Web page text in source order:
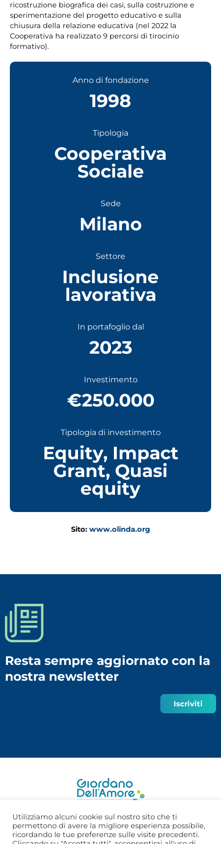
ricostruzione biografica dei casi, sulla costruzione e
sperimentazione del progetto educativo e sulla
chiusura della relazione educativa (nel 2022 la
Cooperativa ha realizzato 9 percorsi di tirocinio
formativo).
Anno di fondazione
1998
Tipologia
Cooperativa
Sociale
Sede
Milano
Settore
Inclusione
lavorativa
In portafoglio dal
2023
Investimento
€250.000
Tipologia di investimento
Equity, Impact
Grant, Quasi
equity
Sito: www.olinda.org
Resta sempre aggiornato con la
nostra newsletter
Iscriviti
©2022 Fondazione Social Venture - Giordano Dell’Amore | C.F.
80022070157 P.IVA 10435590962 | codice destinatario:SUBM70N
Utilizziamo alcuni cookie sul nostro sito che ti
permettono di avere la migliore esperienza possibile,
ricordando le tue preferenze sulle visite precedenti.